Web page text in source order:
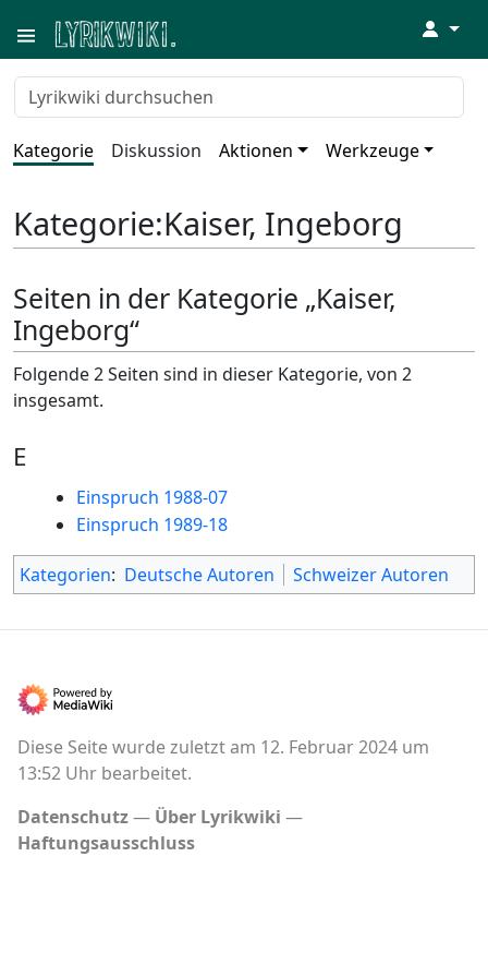
↓
Kategorie Diskussion Aktionen Werkzeuge
Kategorie:Kaiser, Ingeborg
Seiten in der Kategorie „Kaiser,
Ingeborg“
Folgende 2 Seiten sind in dieser Kategorie, von 2
insgesamt.
E
Einspruch 1988-07
Einspruch 1989-18
Kategorien: Deutsche Autoren Schweizer Autoren
Diese Seite wurde zuletzt am 12. Februar 2024 um
13:52 Uhr bearbeitet.
Datenschutz
Über Lyrikwiki
Haftungsausschluss